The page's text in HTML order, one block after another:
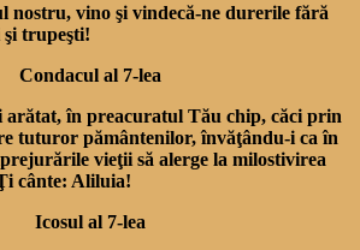
nostru, vino şi vindecă-ne durerile fără
şi trupeşti!
Condacul al 7-lea
arătat, în preacuratul Tău chip, căci prin
tuturor pământenilor, învăţându-i ca în
vieţii să alerge la milostivirea
cânte: Aliluia!
Icosul al 7-lea